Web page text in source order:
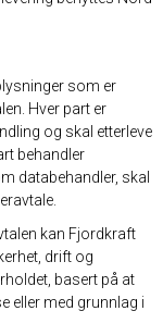
som er
Hver part er
og skal etterleve
behandler
databehandler, skal
kan Fjordkraft
drift og
basert på at
eller med grunnlag i